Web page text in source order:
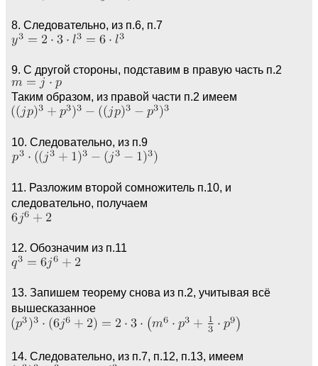
8. Следовательно, из п.6, п.7
9. С другой стороны, подставим в правую часть п.2
Таким образом, из правой части п.2 имеем
10. Следовательно, из п.9
11. Разложим второй сомножитель п.10, и
следовательно, получаем
12. Обозначим из п.11
13. Запишем теорему снова из п.2, учитывая всё
вышесказанное
14. Следовательно, из п.7, п.12, п.13, имеем